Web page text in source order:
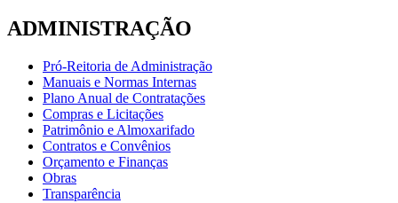
ADMINISTRAÇÃO
Pró-Reitoria de Administração
Manuais e Normas Internas
Plano Anual de Contratações
Compras e Licitações
Patrimônio e Almoxarifado
Contratos e Convênios
Orçamento e Finanças
Obras
Transparência